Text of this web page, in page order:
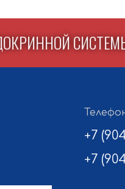
+7
+7